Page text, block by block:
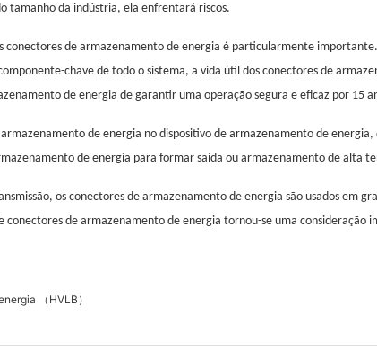
tamanho da indústria, ela enfrentará riscos.
conectores de armazenamento de energia é particularmente
chave de todo o sistema, a vida útil dos conectores de
de energia de garantir uma operação segura e eficaz por 15
de energia no dispositivo de armazenamento de energia,
de energia para formar saída ou armazenamento de alta
os conectores de armazenamento de energia são usados ​​em
conectores de armazenamento de energia tornou-se uma consideração
（HVLB）